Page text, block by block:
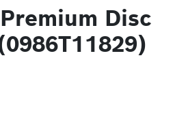
Disc